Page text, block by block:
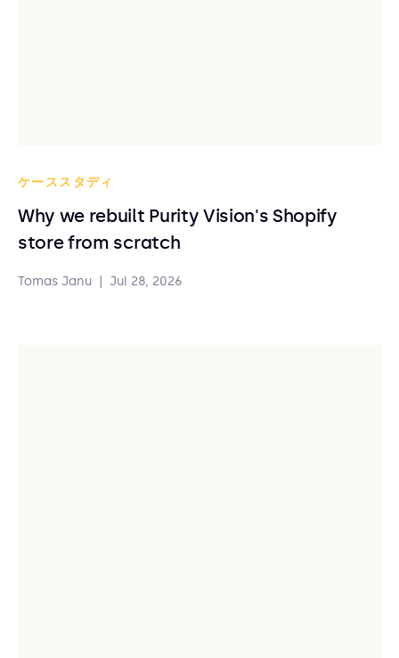
ケーススタディ
Why we rebuilt Purity Vision's Shopify
store from scratch
Tomas Janu Jul 28, 2026